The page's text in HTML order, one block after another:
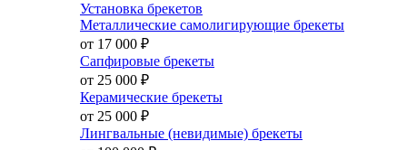
Установка брекетов
Металлические самолигирующие брекеты
от 17 000 ₽
Сапфировые брекеты
от 25 000 ₽
Керамические брекеты
от 25 000 ₽
Лингвальные (невидимые) брекеты